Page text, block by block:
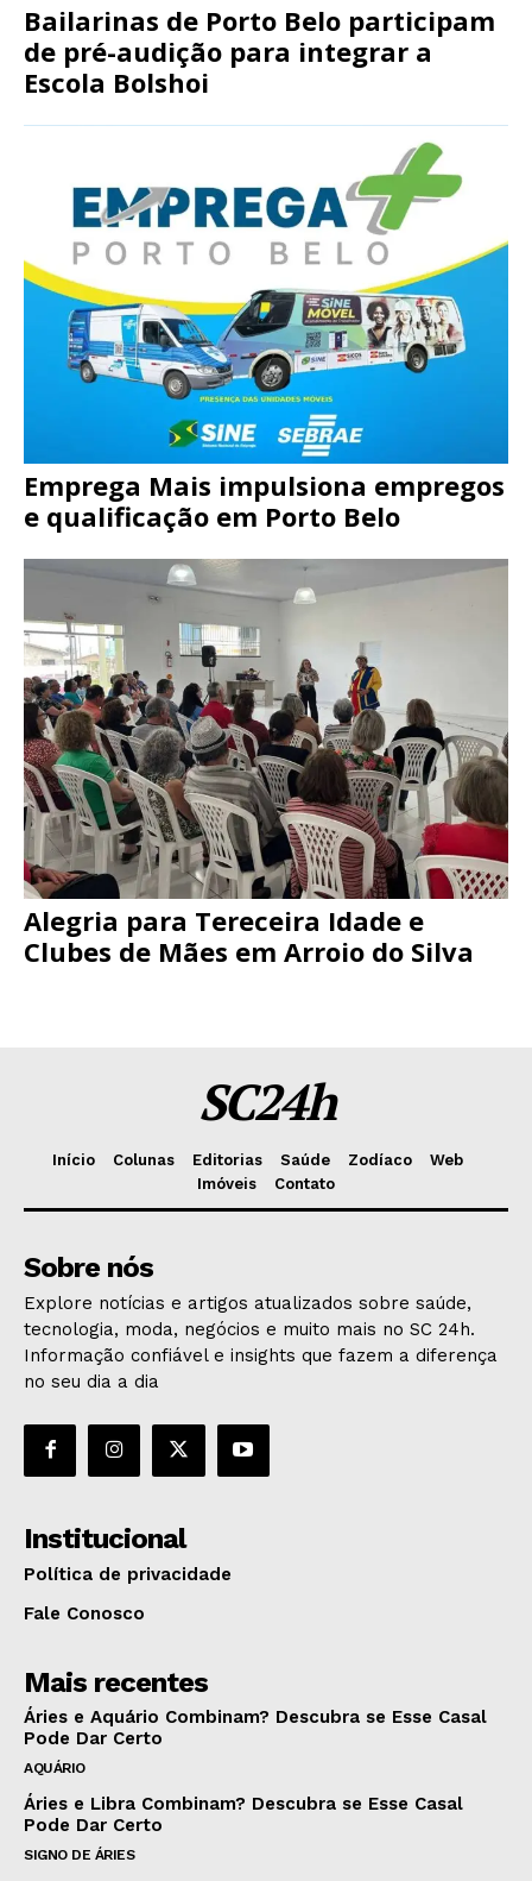
Bailarinas de Porto Belo participam
de pré-audição para integrar a
Escola Bolshoi
Emprega Mais impulsiona empregos
e qualificação em Porto Belo
Alegria para Tereceira Idade e
Clubes de Mães em Arroio do Silva
SC24h
Início Colunas Editorias Saúde Zodíaco
Web
Imóveis
Contato
Sobre nós
Explore notícias e artigos atualizados sobre saúde,
tecnologia, moda, negócios e muito mais no SC 24h.
Informação confiável e insights que fazem a diferença
no seu dia a dia
Institucional
Política de privacidade
Fale Conosco
Mais recentes
Áries e Aquário Combinam? Descubra se Esse Casal
Pode Dar Certo
AQUÁRIO
Áries e Libra Combinam? Descubra se Esse Casal
Pode Dar Certo
SIGNO DE ÁRIES